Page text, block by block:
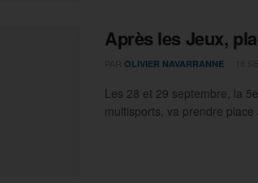
Après les Jeux,
OLIVIER NAVARRANNE
Les 28 et 29 septembre, la
multisports, va prendre place